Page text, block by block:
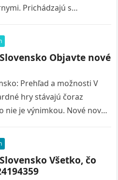
Prichádzajú s
Objavte nové
Prehľad a možnosti V
hry stávajú čoraz
nie je výnimkou. Nové nove
Všetko, čo